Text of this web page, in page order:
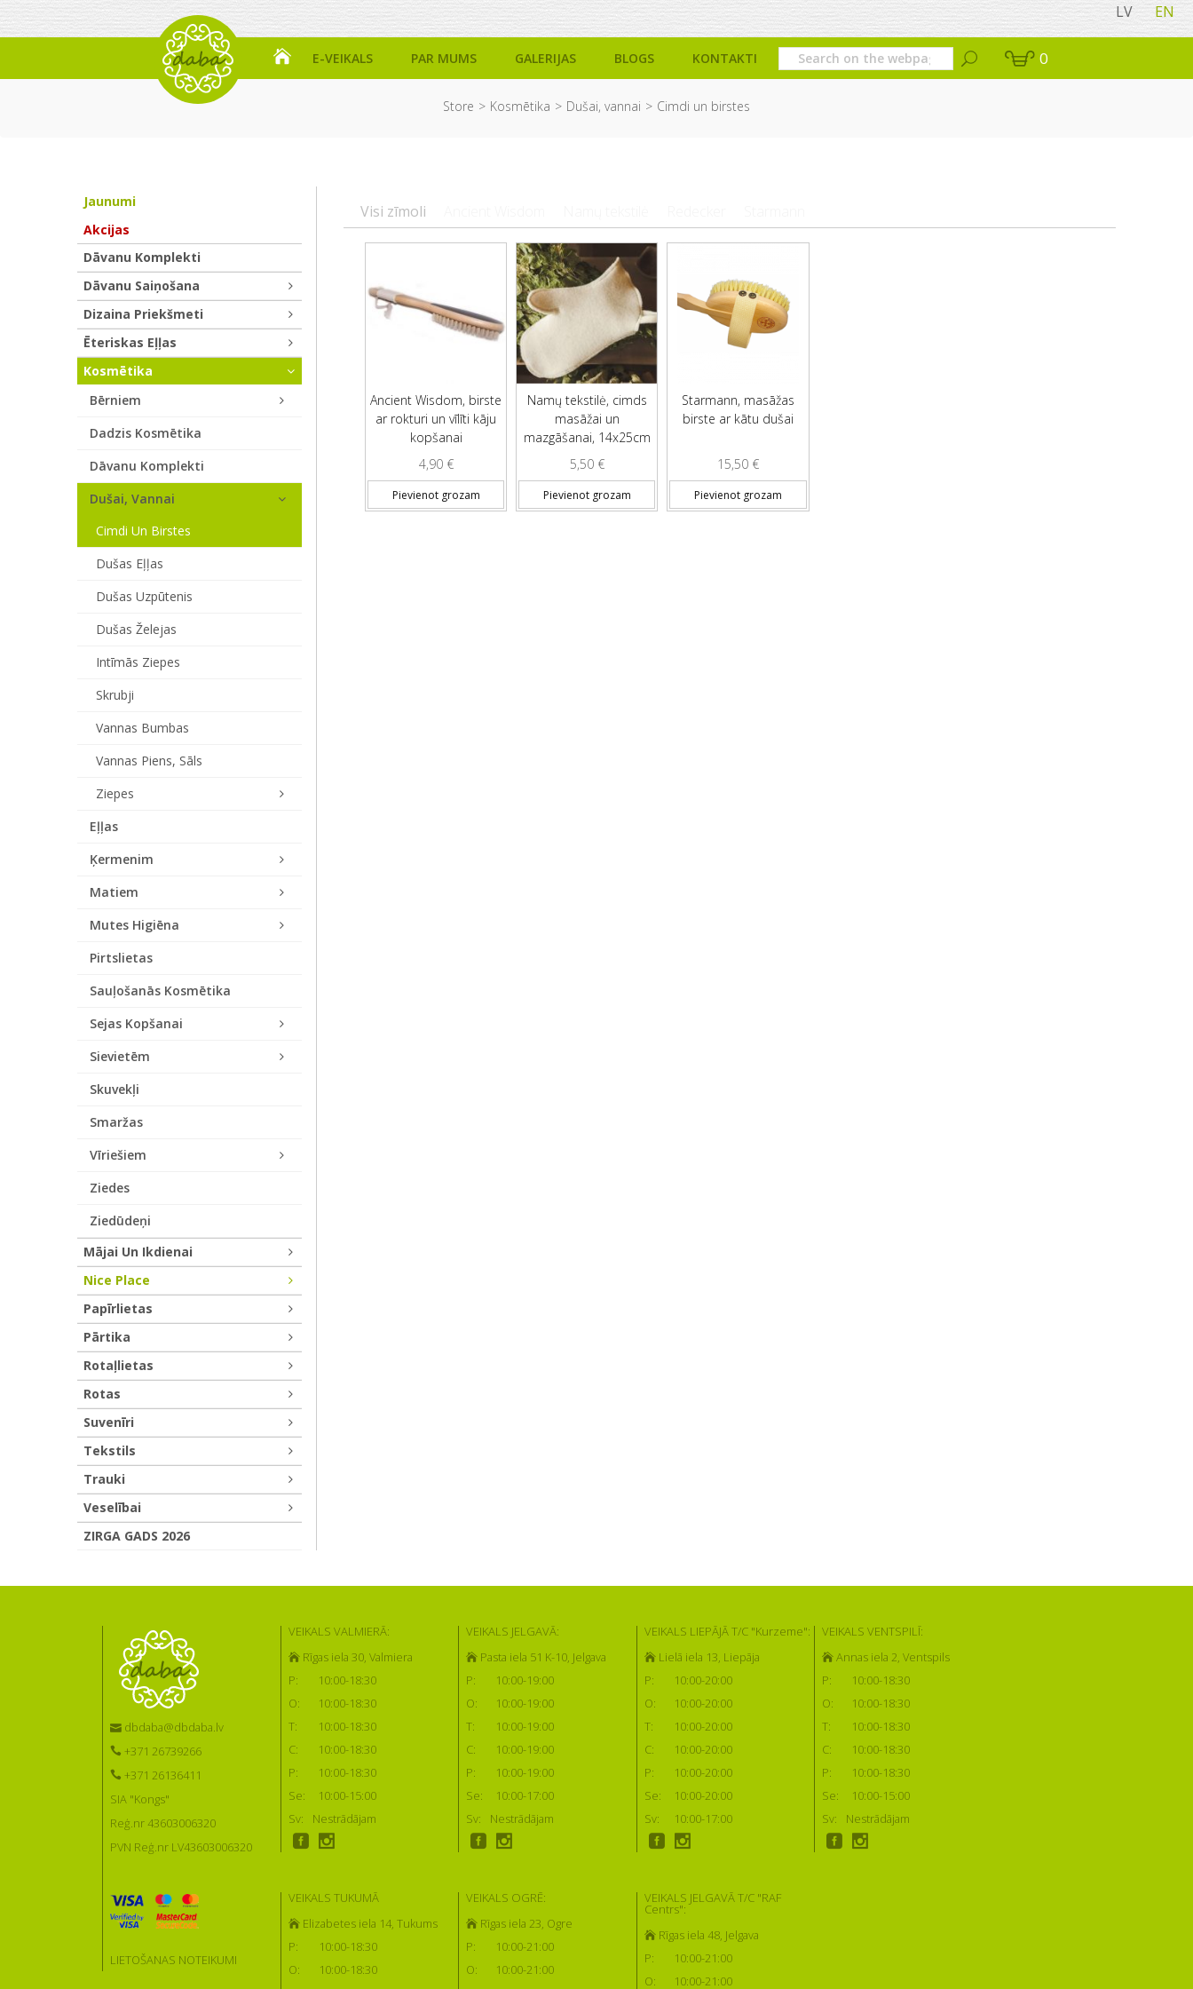
LV EN
E-VEIKALS PAR MUMS GALERIJAS BLOGS KONTAKTI 0
Store Kosmētika Dušai, vannai Cimdi un birstes
Visi zīmoli
Ancient Wisdom, birste
ar rokturi un vīlīti kāju
kopšanai
4,90 €
Pievienot grozam
Namų tekstilė, cimds
masāžai un
mazgāšanai, 14x25cm
5,50 €
Pievienot grozam
Starmann, masāžas
birste ar kātu dušai
15,50 €
Pievienot grozam
Jaunumi
Akcijas
Dāvanu Komplekti
Dāvanu Saiņošana
Dizaina Priekšmeti
Ēteriskas Eļļas
Kosmētika
Bērniem
Dadzis Kosmētika
Dāvanu Komplekti
Dušai, Vannai
Cimdi Un Birstes
Dušas Eļļas
Dušas Uzpūtenis
Dušas Želejas
Intīmās Ziepes
Skrubji
Vannas Bumbas
Vannas Piens, Sāls
Ziepes
Eļļas
Ķermenim
Matiem
Mutes Higiēna
Pirtslietas
Sauļošanās Kosmētika
Sejas Kopšanai
Sievietēm
Skuvekļi
Smaržas
Vīriešiem
Ziedes
Ziedūdeņi
Mājai Un Ikdienai
Nice Place
Papīrlietas
Pārtika
Rotaļlietas
Rotas
Suvenīri
Tekstils
Trauki
Veselībai
ZIRGA GADS 2026
dbdaba@dbdaba.lv
+371 26739266
+371 26136411
SIA "Kongs"
Reģ.nr 43603006320
PVN Reģ.nr LV43603006320
LIETOŠANAS NOTEIKUMI
VEIKALS VALMIERĀ:
Rīgas iela 30, Valmiera
P:
10:00-18:30
O:
10:00-18:30
T:
10:00-18:30
C:
10:00-18:30
P:
10:00-18:30
Se:
10:00-15:00
Sv:
Nestrādājam
VEIKALS JELGAVĀ:
Pasta iela 51 K-10, Jelgava
P:
10:00-19:00
O:
10:00-19:00
T:
10:00-19:00
C:
10:00-19:00
P:
10:00-19:00
Se:
10:00-17:00
Sv:
Nestrādājam
VEIKALS LIEPĀJĀ T/C "Kurzeme":
Lielā iela 13, Liepāja
P:
10:00-20:00
O:
10:00-20:00
T:
10:00-20:00
C:
10:00-20:00
P:
10:00-20:00
Se:
10:00-20:00
Sv:
10:00-17:00
VEIKALS VENTSPILĪ:
Annas iela 2, Ventspils
P:
10:00-18:30
O:
10:00-18:30
T:
10:00-18:30
C:
10:00-18:30
P:
10:00-18:30
Se:
10:00-15:00
Sv:
Nestrādājam
VEIKALS TUKUMĀ
Elizabetes iela 14, Tukums
P:
10:00-18:30
O:
10:00-18:30
VEIKALS OGRĒ:
Rīgas iela 23, Ogre
P:
10:00-21:00
O:
10:00-21:00
VEIKALS JELGAVĀ T/C "RAF
Centrs":
Rīgas iela 48, Jelgava
P:
10:00-21:00
O:
10:00-21:00